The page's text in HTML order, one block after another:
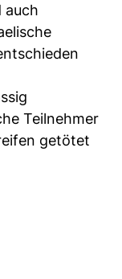
auch
Teilnehmer
getötet